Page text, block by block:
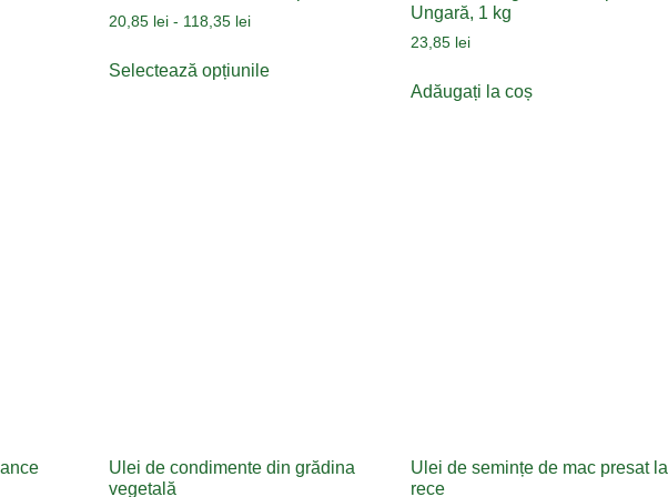
20,85 lei - 118,35 lei
Selectează opțiunile
Ungară, 1 kg
23,85 lei
Adăugați la coș
Ulei de condimente din grădina
vegetală
Ulei de semințe de mac presat la
rece